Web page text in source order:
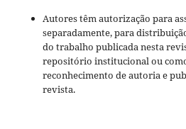
Autores têm autorização para
separadamente, para
do trabalho publicada nesta
repositório institucional ou
reconhecimento de autoria e
revista.